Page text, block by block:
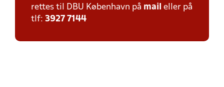
rettes til DBU København på mail eller på
tlf: 3927 7144